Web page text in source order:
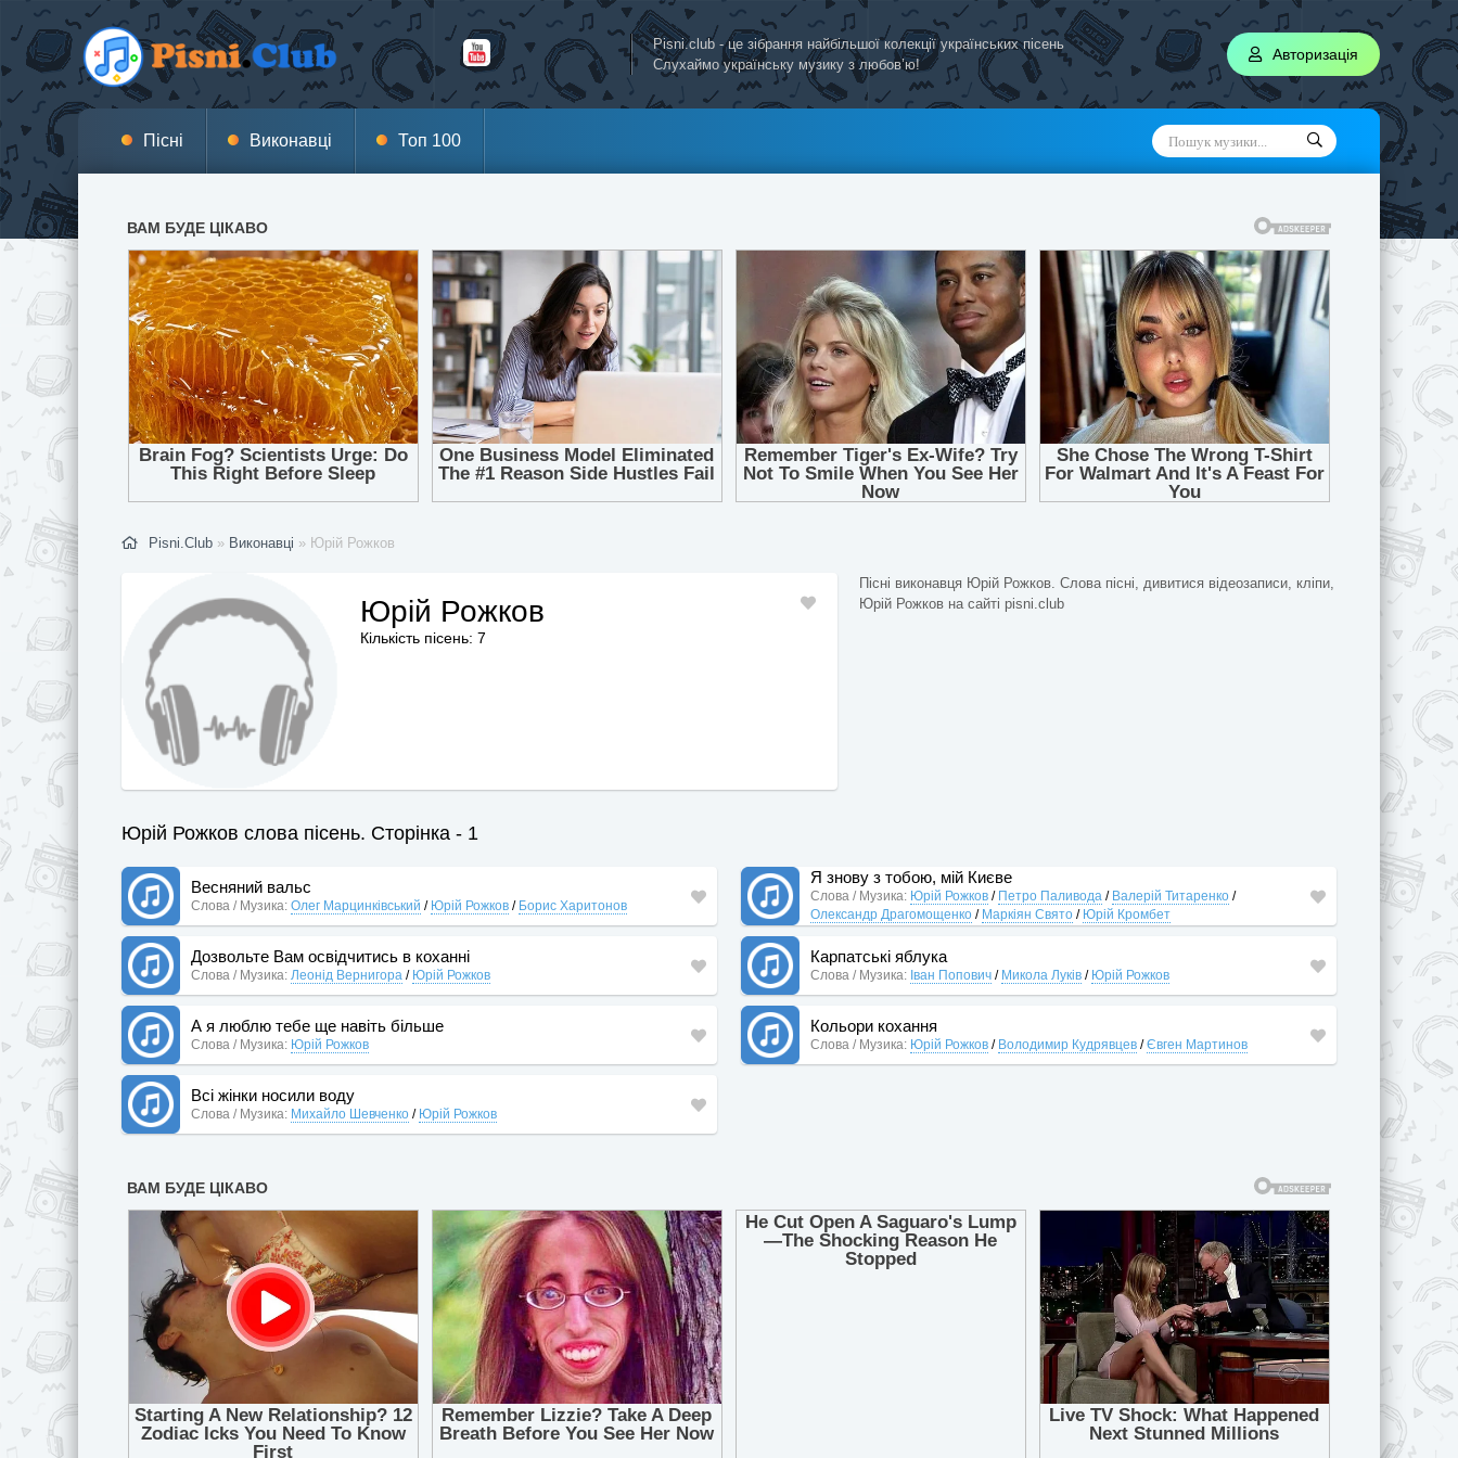
Pisni.club - це зібрання найбільшої колекції українських пісень
Слухаймо українську музику з любов’ю!
Авторизація
Пісні Виконавці Топ 100
Pisni.Club » Виконавці » Юрій Рожков
Юрій Рожков
Кількість пісень: 7
Пісні виконавця Юрій Рожков. Слова пісні, дивитися відеозаписи, кліпи,
Юрій Рожков на сайті pisni.club
Юрій Рожков слова пісень. Сторінка - 1
Весняний вальс
Слова / Музика: Олег Марцинківський / Юрій Рожков / Борис Харитонов
Я знову з тобою, мій Києве
Слова / Музика: Юрій Рожков / Петро Паливода / Валерій Титаренко /
Олександр Драгомощенко / Маркіян Свято / Юрій Кромбет
Дозвольте Вам освідчитись в коханні
Слова / Музика: Леонід Вернигора / Юрій Рожков
Карпатські яблука
Слова / Музика: Іван Попович / Микола Луків / Юрій Рожков
А я люблю тебе ще навіть більше
Слова / Музика: Юрій Рожков
Кольори кохання
Слова / Музика: Юрій Рожков / Володимир Кудрявцев /Євген Мартинов
Всі жінки носили воду
Слова / Музика: Михайло Шевченко / Юрій Рожков